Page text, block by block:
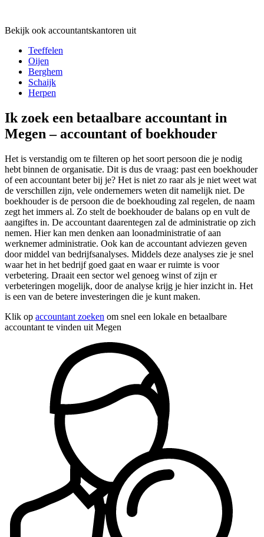
Bekijk ook accountantskantoren uit
Teeffelen
Oijen
Berghem
Schaijk
Herpen
Ik zoek een betaalbare accountant in
Megen – accountant of boekhouder
Het is verstandig om te filteren op het soort persoon die je nodig
hebt binnen de organisatie. Dit is dus de vraag: past een boekhouder
of een accountant beter bij je? Het is niet zo raar als je niet weet wat
de verschillen zijn, vele ondernemers weten dit namelijk niet. De
boekhouder is de persoon die de boekhouding zal regelen, de naam
zegt het immers al. Zo stelt de boekhouder de balans op en vult de
aangiftes in. De accountant daarentegen zal de administratie op zich
nemen. Hier kan men denken aan loonadministratie of aan
werknemer administratie. Ook kan de accountant adviezen geven
door middel van bedrijfsanalyses. Middels deze analyses zie je snel
waar het in het bedrijf goed gaat en waar er ruimte is voor
verbetering. Draait een sector wel genoeg winst of zijn er
verbeteringen mogelijk, door de analyse krijg je hier inzicht in. Het
is een van de betere investeringen die je kunt maken.
Klik op accountant zoeken om snel een lokale en betaalbare
accountant te vinden uit Megen